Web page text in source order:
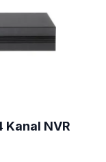
Kanal NVR